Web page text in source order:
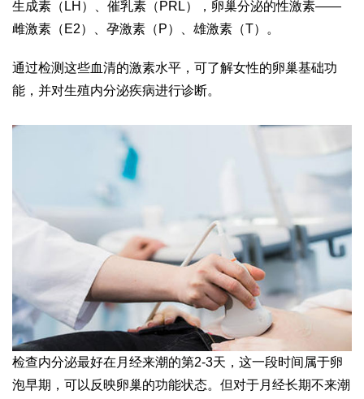
生成素（LH）、催乳素（PRL），卵巢分泌的性激素——
雌激素（E2）、孕激素（P）、雄激素（T）。
通过检测这些血清的激素水平，可了解女性的卵巢基础功
能，并对生殖内分泌疾病进行诊断。
检查内分泌最好在月经来潮的第2-3天，这一段时间属于卵
泡早期，可以反映卵巢的功能状态。但对于月经长期不来潮